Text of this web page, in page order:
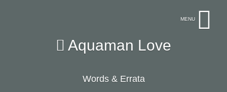
Aquaman Love
Words & Errata